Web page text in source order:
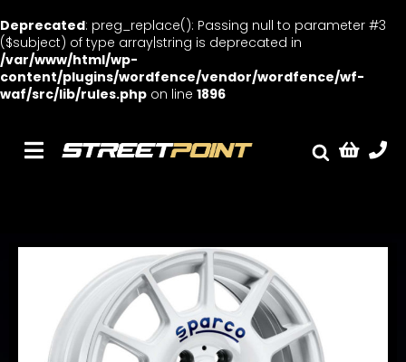
Deprecated: preg_replace(): Passing null to parameter #3
($subject) of type array|string is deprecated in
/var/www/html/wp-
content/plugins/wordfence/vendor/wordfence/wf-
waf/src/lib/rules.php on line 1896
content
Toggle
Streetcars
Sænkning
Tuning
Ventilrens